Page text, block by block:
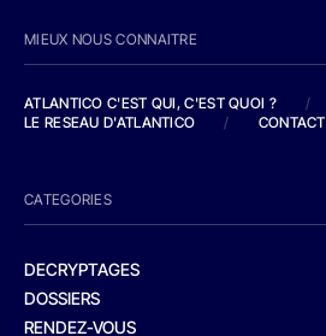
MIEUX NOUS CONNAITRE
ATLANTICO C'EST QUI, C'EST QUOI ?
/
LE RESEAU D'ATLANTICO
/ CONTACT
CATEGORIES
DECRYPTAGES
DOSSIERS
RENDEZ-VOUS